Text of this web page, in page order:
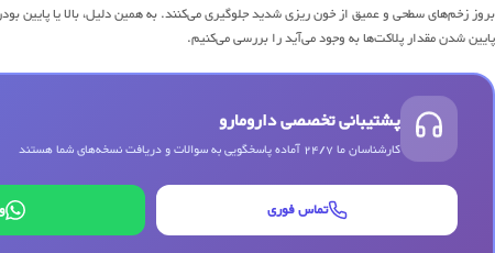
بروز زخم‌های سطحی و عمیق از خون ریزی شدید جلوگیری می‌کنند. به همین دلیل، بالا یا پایین
پایین شدن مقدار پلاکت‌ها به وجود می‌آید را بررسی می‌کنیم.
پشتیبانی تخصصی دارومارو
کارشناسان ما 24/7 آماده پاسخگویی به سوالات و دریافت نسخه‌های شما هستند
تماس فوری